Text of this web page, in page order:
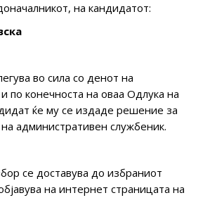
на кандидатот:
во сила со денот на
по конечноста на оваа Одлука на
ќе му се издаде решение за
административен службеник.
се доставува до избраниот
на интернет страницата на